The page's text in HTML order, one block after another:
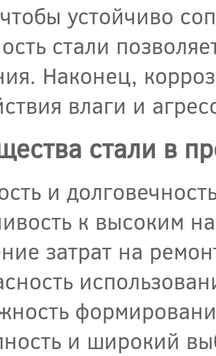
устойчиво
стали
Наконец,
влаги и
стали в
и
к высоким
затрат на
и широкий